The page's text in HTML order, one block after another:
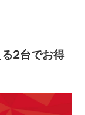
2台でお得